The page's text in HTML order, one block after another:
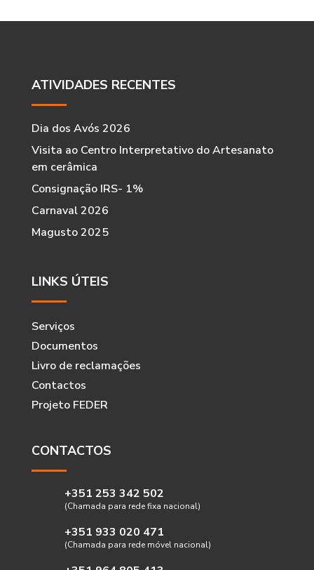
ATIVIDADES RECENTES
Dia dos Avós 2026
Visita ao Centro Interpretativo do Artesanato
em cerâmica
Consignação IRS- 1%
Carnaval 2026
Magusto 2025
LINKS ÚTEIS
Serviços
Documentos
Livro de reclamações
Contactos
Projeto FEDER
CONTACTOS
+351 253 342 502
(Chamada para rede fixa nacional)
+351 933 020 471
(Chamada para rede móvel nacional)